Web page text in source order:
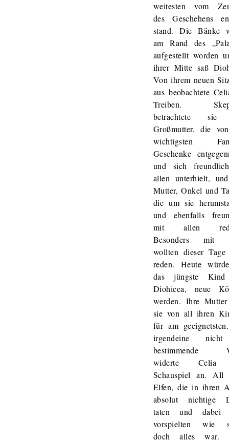
weitesten vom
des Geschehens
stand. Die Bänke
am Rand des
aufgestellt worden
ihrer Mitte saß
Von ihrem neuen
aus beobachtete
Treiben.
betrachtete sie
Großmutter, die
wichtigsten
Geschenke
und sich
allen unterhielt,
Mutter, Onkel und
die um sie
und ebenfalls
mit allen
Besonders mit
wollten dieser
reden. Heute
das jüngste
Diohicea, neue
werden. Ihre
sie von all ihren
für am
irgendeine
bestimmende
widerte Celia
Schauspiel an. All
Elfen, die in ihren
absolut nichtige
taten und dabei
vorspielten wie
doch alles war.